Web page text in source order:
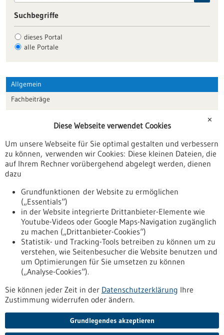
Suchbegriffe
dieses Portal
alle Portale
Allgemein
Fachbeiträge
Veranstaltungen
Erscheinungsdatum
Nach oben
Informiert bleiben
Newsletter abonnieren
✕
Diese Webseite verwendet Cookies
Um unsere Webseite für Sie optimal gestalten und verbessern
zu können, verwenden wir Cookies: Diese kleinen Dateien, die
auf Ihrem Rechner vorübergehend abgelegt werden, dienen
dazu
Grundfunktionen der Website zu ermöglichen
(„Essentials“)
in der Website integrierte Drittanbieter-Elemente wie
Youtube-Videos oder Google Maps-Navigation zugänglich
zu machen („Drittanbieter-Cookies“)
Statistik- und Tracking-Tools betreiben zu können um zu
verstehen, wie Seitenbesucher die Website benutzen und
um Optimierungen für Sie umsetzen zu können
(„Analyse-Cookies“).
Sie können jeder Zeit in der Datenschutzerklärung Ihre
Zustimmung widerrufen oder ändern.
Grundlegendes akzeptieren